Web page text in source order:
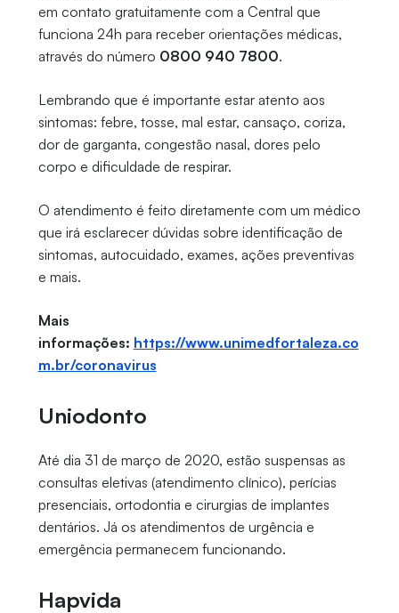
em contato gratuitamente com a Central que
funciona 24h para receber orientações médicas,
através do número 0800 940 7800.
Lembrando que é importante estar atento aos
sintomas: febre, tosse, mal estar, cansaço, coriza,
dor de garganta, congestão nasal, dores pelo
corpo e dificuldade de respirar.
O atendimento é feito diretamente com um médico
que irá esclarecer dúvidas sobre identificação de
sintomas, autocuidado, exames, ações preventivas
e mais.
Mais
informações: https://www.unimedfortaleza.co
m.br/coronavirus
Uniodonto
Até dia 31 de março de 2020, estão suspensas as
consultas eletivas (atendimento clínico), perícias
presenciais, ortodontia e cirurgias de implantes
dentários. Já os atendimentos de urgência e
emergência permanecem funcionando.
Hapvida